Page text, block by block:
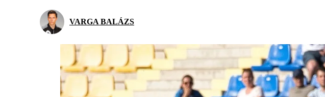
VARGA BALÁZS